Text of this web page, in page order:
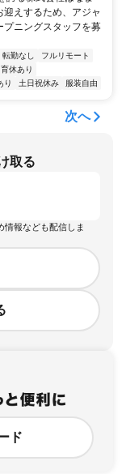
えするため、アジャ
プニングスタッフを募
転勤なし
フルリモート
育休あり
り 土日祝休み 服装自由
次へ
取る
情報なども配信しま
ド